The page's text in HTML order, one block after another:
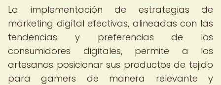
La implementación de estrategias de
marketing digital efectivas, alineadas con las
tendencias y preferencias de los
consumidores digitales, permite a los
artesanos posicionar sus productos de tejido
para gamers de manera relevante y